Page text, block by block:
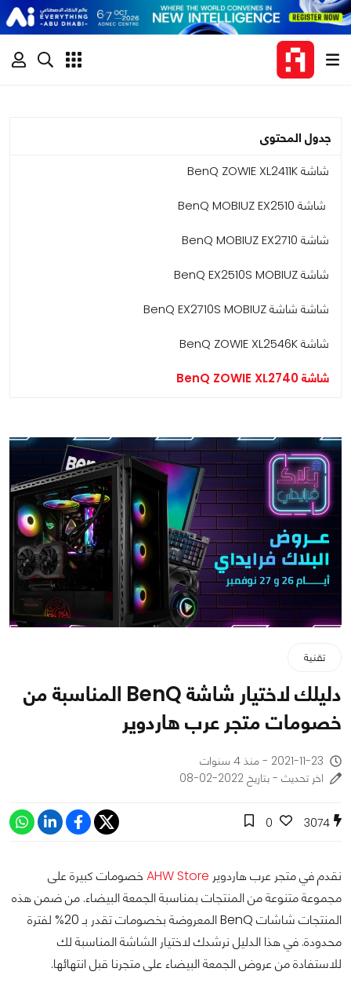
جدول المحتوى
شاشة BenQ ZOWIE XL2411K
شاشة BenQ MOBIUZ EX2510
شاشة BenQ MOBIUZ EX2710
شاشة BenQ EX2510S MOBIUZ
شاشة شاشة BenQ EX2710S MOBIUZ
شاشة BenQ ZOWIE XL2546K
شاشة BenQ ZOWIE XL2740
تقنية
دليلك لاختيار شاشة BenQ المناسبة من
خصومات متجر عرب هاردوير
2021-11-23 - منذ 4 سنوات
اخر تحديث - بتاريخ 2022-02-08
3074
0
نقدم في متجر عرب هاردوير AHW Store خصومات كبيرة على
مجموعة متنوعة من المنتجات بمناسبة الجمعة البيضاء. من ضمن هذه
المنتجات شاشات BenQ المعروضة بخصومات تقدر بـ 20% لفترة
محدودة. في هذا الدليل نرشدك لاختيار الشاشة المناسبة لك
للاستفادة من عروض الجمعة البيضاء على متجرنا قبل انتهائها.